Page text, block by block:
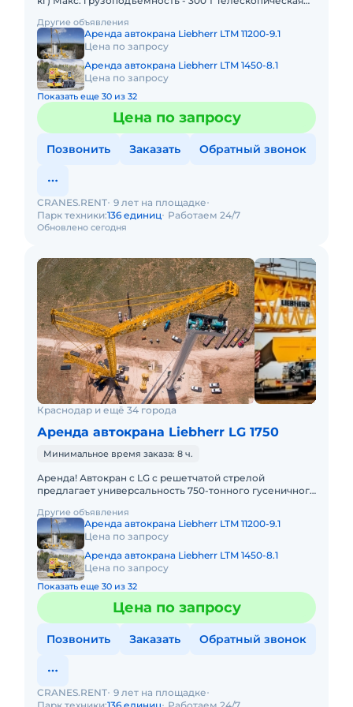
Другие объявления
Аренда автокрана Liebherr LTM 11200-9.1
Цена по запросу
Аренда автокрана Liebherr LTM 1450-8.1
Цена по запросу
Показать еще 30 из 32
Цена по запросу
Позвонить Заказать Обратный звонок
Обновлено сегодня
CRANES.RENT 9 лет на площадке
Парк техники:136 единиц Работаем 24/7
Краснодар и ещё 34 города
Аренда автокрана Liebherr LG 1750
Минимальное время заказа: 8 ч.
Аренда! Автокран с LG с решетчатой стрелой
предлагает универсальность 750-тонного гусеничного
автокрана. LIEBHER
Другие объявления
Аренда автокрана Liebherr LTM 11200-9.1
Цена по запросу
Аренда автокрана Liebherr LTM 1450-8.1
Цена по запросу
Показать еще 30 из 32
Цена по запросу
Позвонить Заказать Обратный звонок
CRANES.RENT 9 лет на площадке